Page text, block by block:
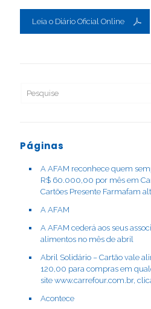
Leia o Diário Oficial Online
Páginas
A AFAM reconhece quem
R$ 60.000,00 por mês em
Cartões Presente Farmafam
A AFAM
A AFAM cederá aos seus
alimentos no mês de abril
Abril Solidário – Cartão vale
120,00 para compras em
site www.carrefour.com.br,
Acontece